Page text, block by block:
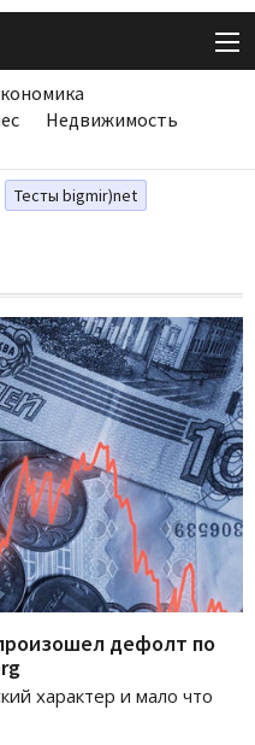
Недвижимость
Тесты bigmir)net
дефолт по
характер и мало что